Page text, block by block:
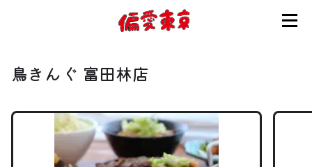
使い方
ログイン
鳥きんぐ 富田林店